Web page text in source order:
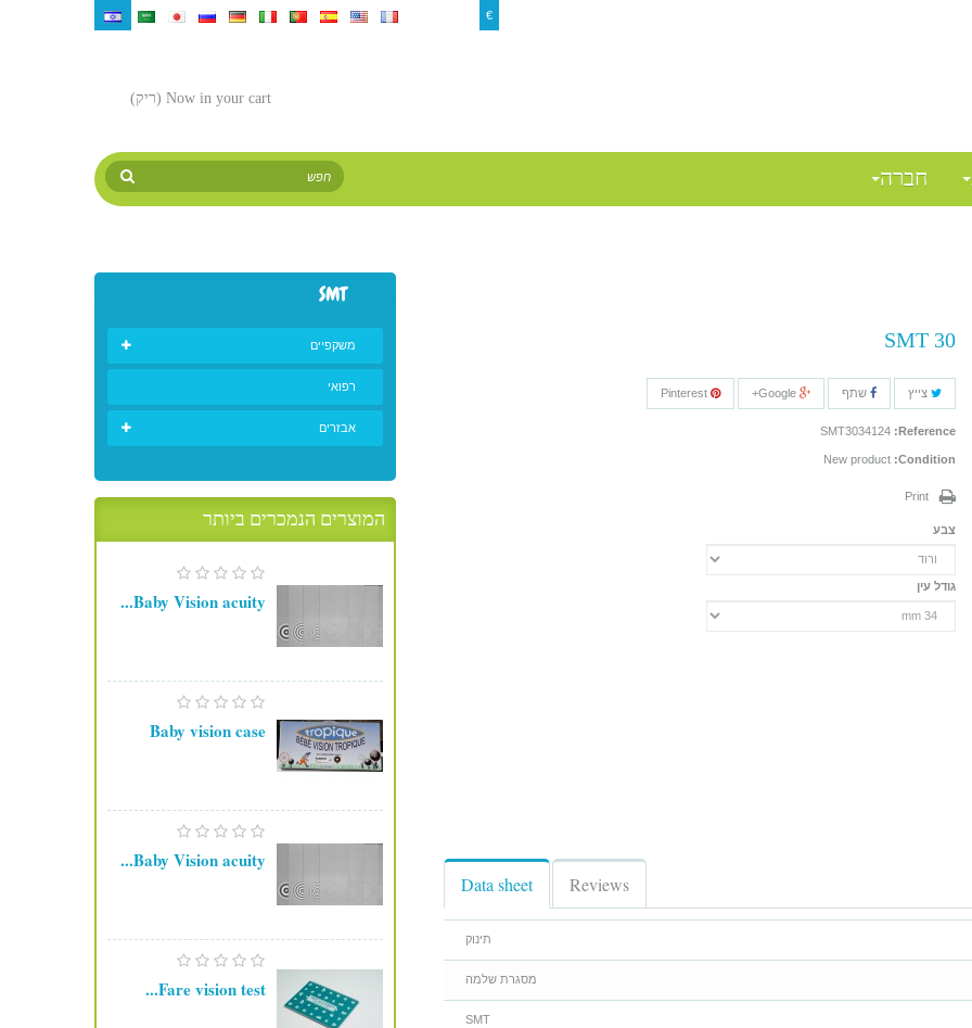
€
Now in your cart (ריק)
חברה
SMT 30
צייץ שתף Google+
Pinterest
Reference:
SMT3034124
Condition:
New product
Print
צבע
גודל עין
Data sheet Reviews
תינוק
מסגרת שלמה
SMT
SMT
משקפיים
רפואי
אבזרים
המוצרים הנמכרים ביותר
Baby Vision acuity...
Baby vision case
Baby Vision acuity...
Fare vision test...